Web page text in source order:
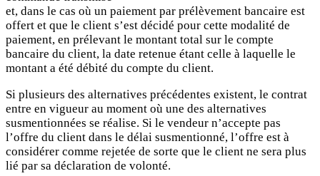
et, dans le cas où un paiement par prélèvement bancaire est
offert et que le client s’est décidé pour cette modalité de
paiement, en prélevant le montant total sur le compte
bancaire du client, la date retenue étant celle à laquelle le
montant a été débité du compte du client.
Si plusieurs des alternatives précédentes existent, le contrat
entre en vigueur au moment où une des alternatives
susmentionnées se réalise. Si le vendeur n’accepte pas
l’offre du client dans le délai susmentionné, l’offre est à
considérer comme rejetée de sorte que le client ne sera plus
lié par sa déclaration de volonté.